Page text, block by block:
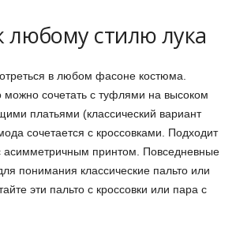
любому стилю лука
в любом фасоне костюма.
сочетать с туфлями на высоком
платьями (классический вариант
сочетается с кроссовками. Подходит
асимметричным принтом. Повседневные
понимания классические пальто или
эти пальто с кроссовки или пара с